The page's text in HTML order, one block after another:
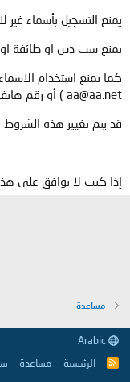
يمنع التسجيل بأسماء غير
يمنع سب دين او طائفة
aa@aa.net ) أو رقم هاتف.
قد يتم تغيير هذه
إذا كنت لا توافق على
مساعدة
R
الرئيسية مساعدة